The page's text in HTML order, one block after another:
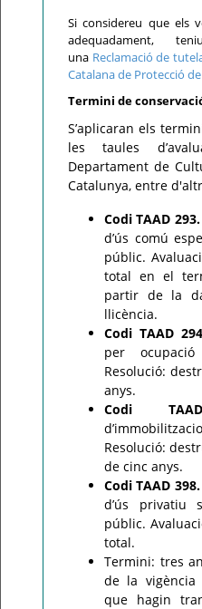
Si considereu que els
adequadament,
una Reclamació de
Catalana de Protecció
Termini de
S’aplicaran els
les taules
Departament de
Catalunya, entre
Codi TAAD 293.
d’ús comú
públic.
total en el
partir de la
llicència.
Codi TAAD
per
Resolució:
anys.
Codi
Resolució:
de cinc anys.
Codi TAAD 398.
d’ús privatiu
públic.
total.
Termini: tres
de la vigència
que hagin